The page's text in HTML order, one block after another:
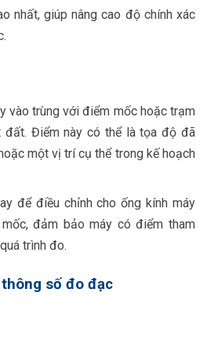
nhất, giúp nâng cao độ chính xác
vào trùng với điểm mốc hoặc trạm
Điểm này có thể là tọa độ đã
một vị trí cụ thể trong kế hoạch
để điều chỉnh cho ống kính máy
đảm bảo máy có điểm tham
trình đo.
số đo đạc